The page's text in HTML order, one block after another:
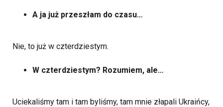
A ja już przeszłam do czasu…
Nie, to już w czterdziestym.
W czterdziestym? Rozumiem, ale…
Uciekaliśmy tam i tam byliśmy, tam mnie złapali Ukraińcy,